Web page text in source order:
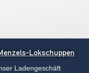
Lokschuppen
Ladengeschäft